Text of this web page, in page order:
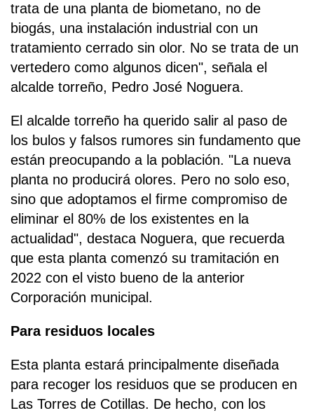
trata de una planta de biometano, no de
biogás, una instalación industrial con un
tratamiento cerrado sin olor. No se trata de un
vertedero como algunos dicen", señala el
alcalde torreño, Pedro José Noguera.
El alcalde torreño ha querido salir al paso de
los bulos y falsos rumores sin fundamento que
están preocupando a la población. "La nueva
planta no producirá olores. Pero no solo eso,
sino que adoptamos el firme compromiso de
eliminar el 80% de los existentes en la
actualidad", destaca Noguera, que recuerda
que esta planta comenzó su tramitación en
2022 con el visto bueno de la anterior
Corporación municipal.
Para residuos locales
Esta planta estará principalmente diseñada
para recoger los residuos que se producen en
Las Torres de Cotillas. De hecho, con los